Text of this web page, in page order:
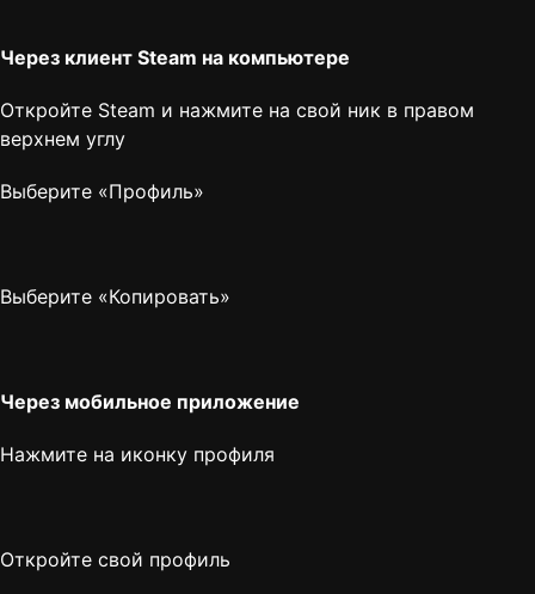
Через клиент Steam на компьютере
Откройте Steam и нажмите на свой ник в правом
верхнем углу
Выберите «Профиль»
Выберите «Копировать»
Через мобильное приложение
Нажмите на иконку профиля
Откройте свой профиль